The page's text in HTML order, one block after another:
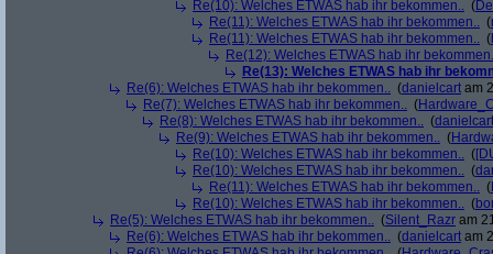
Re(10): Welches ETWAS hab ihr bekommen.. (
Re(11): Welches ETWAS hab ihr bekommen.. (
Re(11): Welches ETWAS hab ihr bekommen.. (
Re(12): Welches ETWAS hab ihr
Re(13): Welches ETWAS hab ihr
Re(6): Welches ETWAS hab ihr bekommen.. (danielcart am
Re(7): Welches ETWAS hab ihr bekommen.. (
Re(8): Welches ETWAS hab ihr bekommen.. (danielcart
Re(9): Welches ETWAS hab ihr bekommen.. (
Re(10): Welches ETWAS hab ihr bekommen.. (
Re(10): Welches ETWAS hab ihr bekommen.. (
Re(11): Welches ETWAS hab ihr bekommen.. (
Re(10): Welches ETWAS hab ihr bekommen.. (
Re(5): Welches ETWAS hab ihr bekommen.. (Silent_Razr am
Re(6): Welches ETWAS hab ihr bekommen.. (danielcart am